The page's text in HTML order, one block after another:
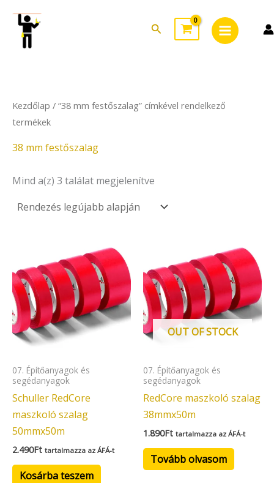
content
Search
Menu
Kezdőlap / “38 mm festőszalag” címkével rendelkező
termékek
38 mm festőszalag
Mind a(z) 3 találat megjelenítve
latest
07. Építőanyagok és
segédanyagok
Schuller RedCore
maszkoló szalag
50mmx50m
2.490Ft tartalmazza az ÁFÁ-t
Kosárba teszem
OUT OF STOCK
07. Építőanyagok és
segédanyagok
RedCore maszkoló szalag
38mmx50m
1.890Ft tartalmazza az ÁFÁ-t
Tovább olvasom